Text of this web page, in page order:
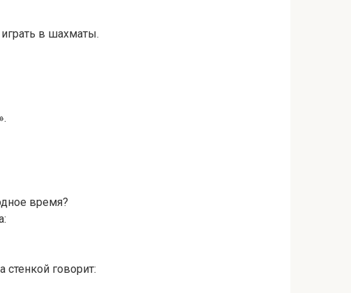
в шахматы.
время?
говорит: